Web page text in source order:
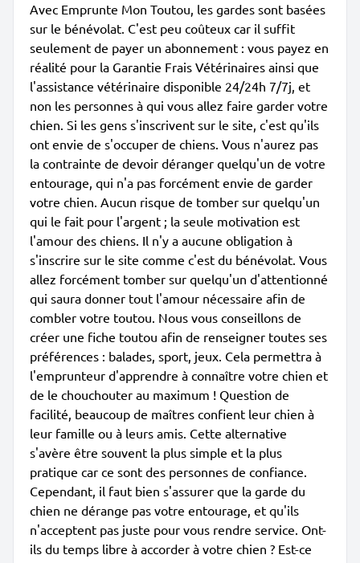
Avec Emprunte Mon Toutou, les gardes sont basées
sur le bénévolat. C'est peu coûteux car il suffit
seulement de payer un abonnement : vous payez en
réalité pour la Garantie Frais Vétérinaires ainsi que
l'assistance vétérinaire disponible 24/24h 7/7j, et
non les personnes à qui vous allez faire garder votre
chien. Si les gens s'inscrivent sur le site, c'est qu'ils
ont envie de s'occuper de chiens. Vous n'aurez pas
la contrainte de devoir déranger quelqu'un de votre
entourage, qui n'a pas forcément envie de garder
votre chien. Aucun risque de tomber sur quelqu'un
qui le fait pour l'argent ; la seule motivation est
l'amour des chiens. Il n'y a aucune obligation à
s'inscrire sur le site comme c'est du bénévolat. Vous
allez forcément tomber sur quelqu'un d'attentionné
qui saura donner tout l'amour nécessaire afin de
combler votre toutou. Nous vous conseillons de
créer une fiche toutou afin de renseigner toutes ses
préférences : balades, sport, jeux. Cela permettra à
l'emprunteur d'apprendre à connaître votre chien et
de le chouchouter au maximum ! Question de
facilité, beaucoup de maîtres confient leur chien à
leur famille ou à leurs amis. Cette alternative
s'avère être souvent la plus simple et la plus
pratique car ce sont des personnes de confiance.
Cependant, il faut bien s'assurer que la garde du
chien ne dérange pas votre entourage, et qu'ils
n'acceptent pas juste pour vous rendre service. Ont-
ils du temps libre à accorder à votre chien ? Est-ce